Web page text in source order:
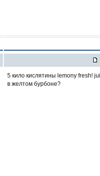
5 кило кислятины lemony fresh!
в желтом бурбоне?